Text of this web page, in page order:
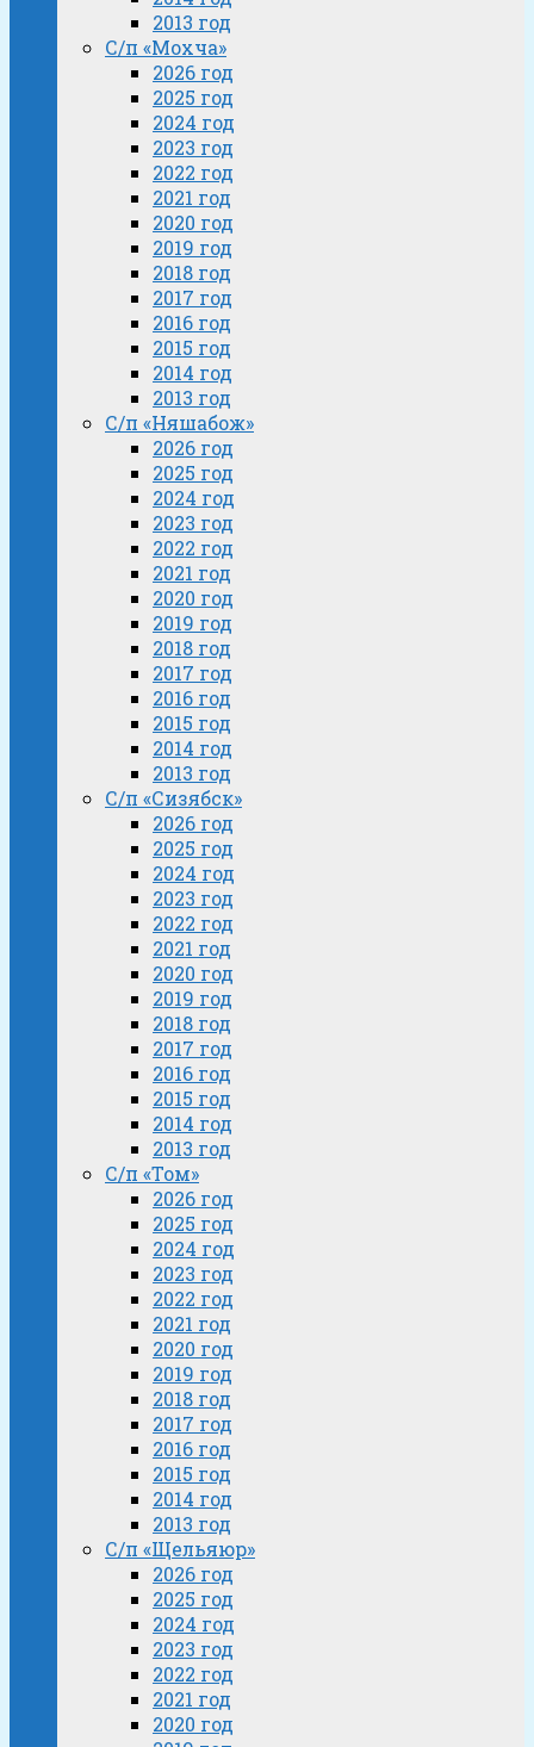
2013 год
С/п «Мохча»
2026 год
2025 год
2024 год
2023 год
2022 год
2021 год
2020 год
2019 год
2018 год
2017 год
2016 год
2015 год
2014 год
2013 год
С/п «Няшабож»
2026 год
2025 год
2024 год
2023 год
2022 год
2021 год
2020 год
2019 год
2018 год
2017 год
2016 год
2015 год
2014 год
2013 год
С/п «Сизябск»
2026 год
2025 год
2024 год
2023 год
2022 год
2021 год
2020 год
2019 год
2018 год
2017 год
2016 год
2015 год
2014 год
2013 год
С/п «Том»
2026 год
2025 год
2024 год
2023 год
2022 год
2021 год
2020 год
2019 год
2018 год
2017 год
2016 год
2015 год
2014 год
2013 год
С/п «Щельяюр»
2026 год
2025 год
2024 год
2023 год
2022 год
2021 год
2020 год